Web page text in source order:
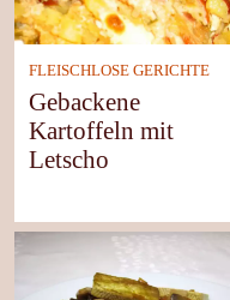
FLEISCHLOSE GERICHTE
Gebackene
Kartoffeln mit
Letscho